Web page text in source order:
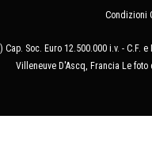
Condizioni
Soc. Euro 12.500.000 i.v. -
Villeneuve D'Ascq, Francia Le